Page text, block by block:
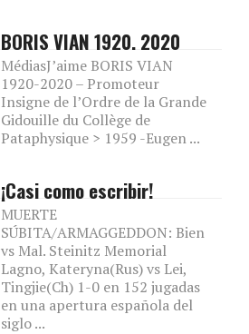
BORIS VIAN 1920. 2020
MédiasJ’aime BORIS VIAN
1920-2020 – Promoteur
Insigne de l’Ordre de la Grande
Gidouille du Collège de
Pataphysique > 1959 -Eugen ...
¡Casi como escribir!
MUERTE
SÚBITA/ARMAGGEDDON: Bien
vs Mal. Steinitz Memorial
Lagno, Kateryna(Rus) vs Lei,
Tingjie(Ch) 1-0 en 152 jugadas
en una apertura española del
siglo ...